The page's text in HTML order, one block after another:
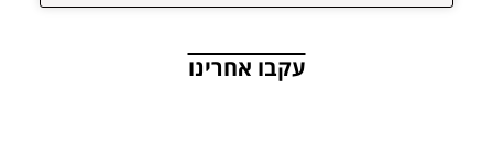
עקבו אחרינו